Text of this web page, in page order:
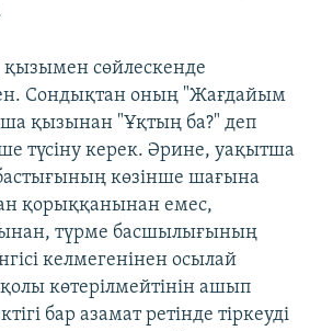
сөйлескенде
Сондықтан оның "Жағдайым
қызынан "Ұқтың ба?" деп
түсіну керек. Әрине, уақытша
көзінше шағына
қорыққанынан емес,
түрме басшылығының
келмегенінен осылай
көтерілмейтінін ашып
бар азамат ретінде тіркеуді